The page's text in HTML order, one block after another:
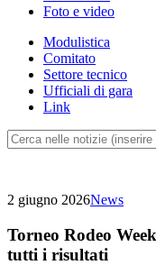
Foto e video
Modulistica
Comitato
Settore tecnico
Ufficiali di gara
Link
2 giugno 2026News
Torneo Rodeo
tutti i risultati